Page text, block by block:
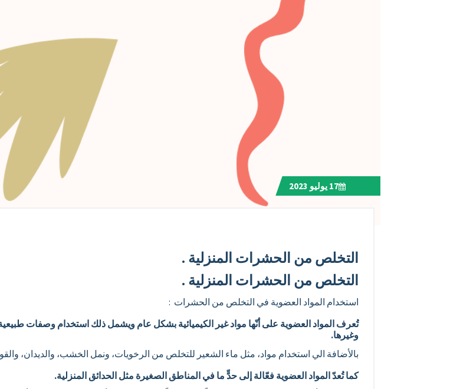
17 يوليو 2023
التخلص من الحشرات المنزلية .
التخلص من الحشرات المنزلية .
استخدام المواد العضوية في التخلص من الحشرات :
تُعرف المواد العضوية على أنّها مواد غير الكيميائية بشكل عام ويشمل ذلك استخدام وصفات
وغيرها.
بالأضافة الي استخدام مواد، مثل ماء الشعير للتخلص من الرخويات، ونمل الخشب، والديدان،
كما تُعدّ المواد العضوية فعّالة إلى حدٍّ ما في المناطق الصغيرة مثل الحدائق المنزلية.